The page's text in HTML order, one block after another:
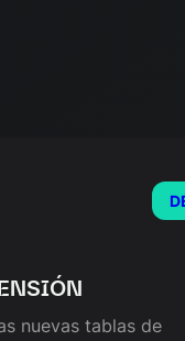
nuevas tablas de